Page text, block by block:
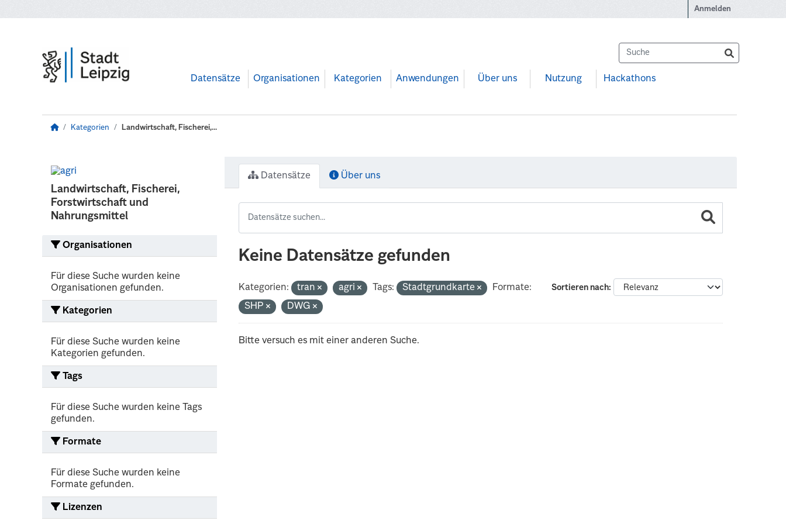
Anmelden
Datensätze Organisationen Kategorien Anwendungen Über uns Nutzung Hackathons
Kategorien Landwirtschaft, Fischerei,...
Landwirtschaft, Fischerei,
Forstwirtschaft und
Nahrungsmittel
Organisationen
Für diese Suche wurden keine
Organisationen gefunden.
Kategorien
Für diese Suche wurden keine
Kategorien gefunden.
Tags
Für diese Suche wurden keine Tags
gefunden.
Formate
Für diese Suche wurden keine
Formate gefunden.
Lizenzen
Datensätze Über uns
Keine Datensätze gefunden
Sortieren nach
Kategorien: tran agri Tags: Stadtgrundkarte
Formate:
SHP
DWG
Bitte versuch es mit einer anderen Suche.